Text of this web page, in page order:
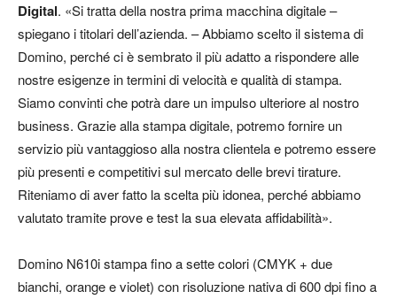
Digital. «Si tratta della nostra prima macchina digitale –
spiegano i titolari dell’azienda. – Abbiamo scelto il sistema di
Domino, perché ci è sembrato il più adatto a rispondere alle
nostre esigenze in termini di velocità e qualità di stampa.
Siamo convinti che potrà dare un impulso ulteriore al nostro
business. Grazie alla stampa digitale, potremo fornire un
servizio più vantaggioso alla nostra clientela e potremo essere
più presenti e competitivi sul mercato delle brevi tirature.
Riteniamo di aver fatto la scelta più idonea, perché abbiamo
valutato tramite prove e test la sua elevata affidabilità».
Domino N610i stampa fino a sette colori (CMYK + due
bianchi, orange e violet) con risoluzione nativa di 600 dpi fino a